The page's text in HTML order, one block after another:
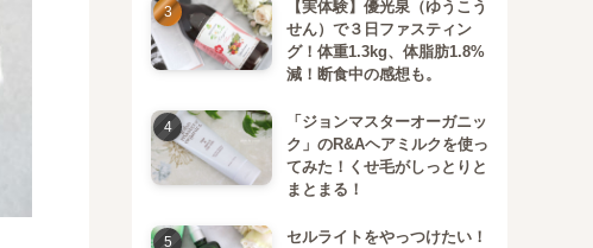
【実体験】優光泉（ゆうこう
せん）で３日ファスティン
グ！体重1.3kg、体脂肪1.8%
減！断食中の感想も。
「ジョンマスターオーガニッ
ク」のR&Aヘアミルクを使っ
てみた！くせ毛がしっとりと
まとまる！
セルライトをやっつけたい！